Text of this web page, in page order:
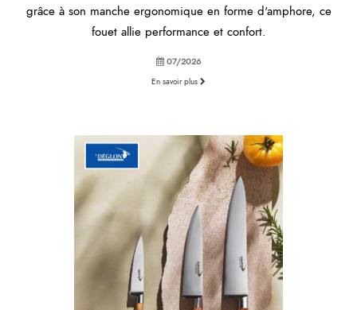
grâce à son manche ergonomique en forme d'amphore, ce
fouet allie performance et confort.
07/2026
En savoir plus